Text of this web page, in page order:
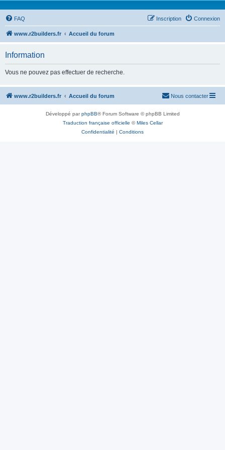
FAQ Connexion
Inscription
www.r2builders.fr Accueil du forum
Information
Vous ne pouvez pas effectuer de recherche.
www.r2builders.fr Accueil du forum Nous contacter
Développé parphpBB® Forum Software © phpBB Limited
Traduction française officielle ©Miles Cellar
Confidentialité | Conditions